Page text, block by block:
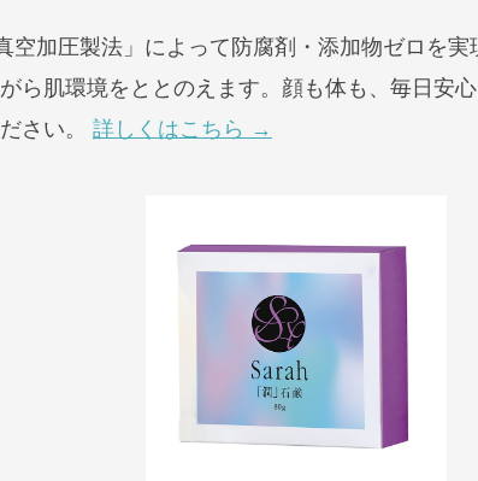
空加圧製法」によって防腐剤・添加物ゼロを
ら肌環境をととのえます。顔も体も、毎日安
さい。 詳しくはこちら →